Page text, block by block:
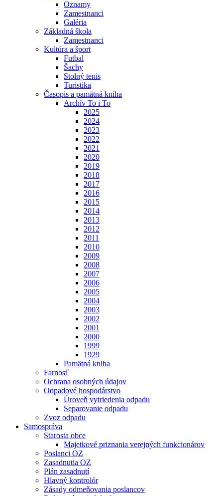
Oznamy
Zamestnanci
Galéria
Základná škola
Zamestnanci
Kultúra a šport
Futbal
Šachy
Stolný tenis
Turistika
Časopis a pamätná kniha
Archív To i To
2025
2024
2023
2022
2021
2020
2019
2018
2017
2016
2015
2014
2013
2012
2011
2010
2009
2008
2007
2006
2005
2004
2003
2002
2001
2000
1999
1929
Pamätná kniha
Farnosť
Ochrana osobných údajov
Odpadové hospodárstvo
Úroveň vytriedenia odpadu
Separovanie odpadu
Zvoz odpadu
Samospráva
Starosta obce
Majetkové priznania verejných funkcionárov
Poslanci OZ
Zasadnutia OZ
Plán zasadnutí
Hlavný kontrolór
Zásady odmeňovania poslancov